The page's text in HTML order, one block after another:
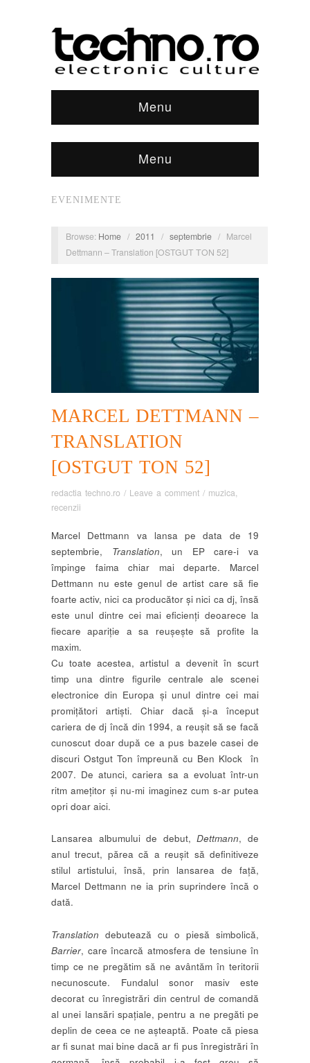
Menu
Menu
EVENIMENTE
Browse: Home / 2011 / septembrie / Marcel
Dettmann – Translation [OSTGUT TON 52]
MARCEL DETTMANN –
TRANSLATION
[OSTGUT TON 52]
redactia techno.ro / Leave a comment / muzica,
recenzii
Marcel Dettmann va lansa pe data de 19
septembrie, Translation, un EP care-i va
împinge faima chiar mai departe. Marcel
Dettmann nu este genul de artist care să fie
foarte activ, nici ca producător și nici ca dj, însă
este unul dintre cei mai eficienți deoarece la
fiecare apariție a sa reușește să profite la
maxim.
Cu toate acestea, artistul a devenit în scurt
timp una dintre figurile centrale ale scenei
electronice din Europa și unul dintre cei mai
promițători artiști. Chiar dacă și-a început
cariera de dj încă din 1994, a reușit să se facă
cunoscut doar după ce a pus bazele casei de
discuri Ostgut Ton împreună cu Ben Klock în
2007. De atunci, cariera sa a evoluat într-un
ritm amețitor și nu-mi imaginez cum s-ar putea
opri doar aici.
Lansarea albumului de debut,Dettmann, de
anul trecut, părea că a reușit să definitiveze
stilul artistului, însă, prin lansarea de față,
Marcel Dettmann ne ia prin suprindere încă o
dată.
Translation debutează cu o piesă simbolică,
Barrier, care încarcă atmosfera de tensiune în
timp ce ne pregătim să ne avântăm în teritorii
necunoscute. Fundalul sonor masiv este
decorat cu înregistrări din centrul de comandă
al unei lansări spațiale, pentru a ne pregăti pe
deplin de ceea ce ne așteaptă. Poate că piesa
ar fi sunat mai bine dacă ar fi pus înregistrări în